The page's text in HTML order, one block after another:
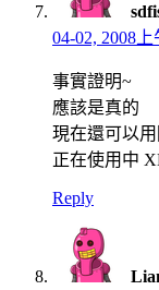
04-02, 2008上
事實證明~
應該是真的
現在還可以用
正在使用中
Reply